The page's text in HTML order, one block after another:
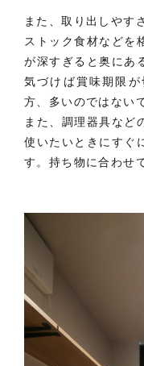
また、取り出しやす
ストック食材などを
が深すぎると奥にあ
気づけば賞味期限
方、多いのではない
また、調理器具など
使いたいときにすぐ
す。持ち物に合わせ